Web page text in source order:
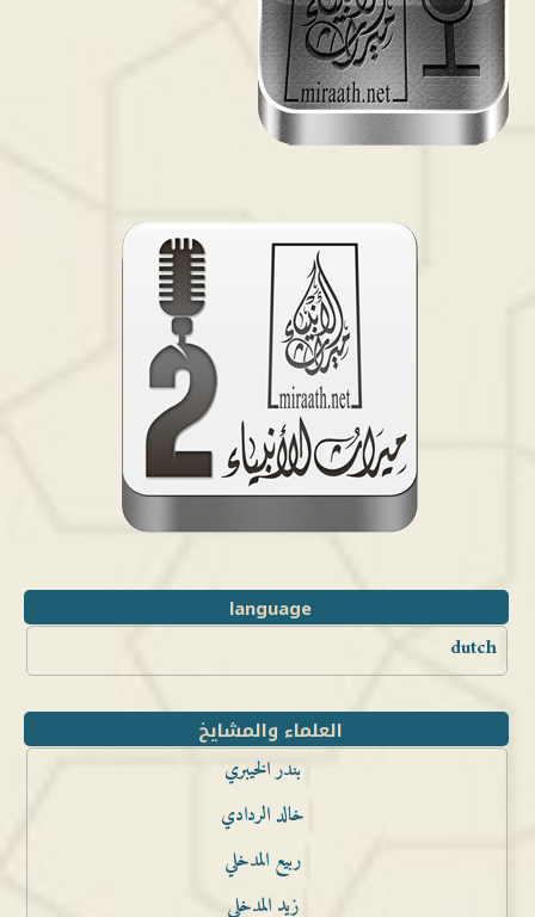
language
dutch
العلماء والمشايخ
بندر الخيبري
خالد الردادي
ربيع المدخلي
زيد المدخلي